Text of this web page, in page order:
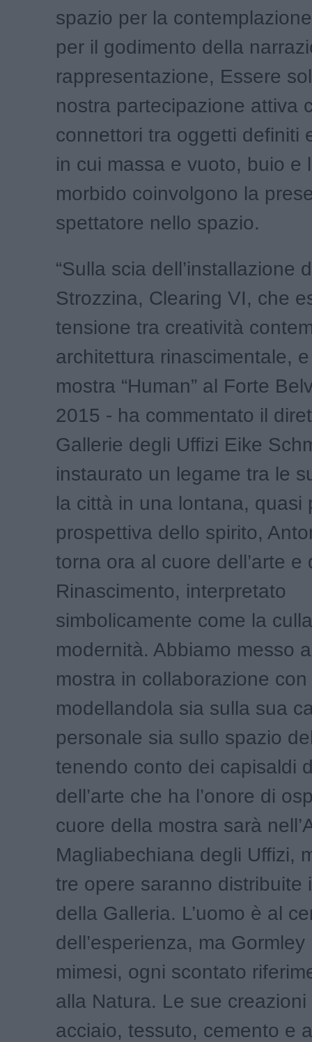
spazio per la
per il godimento della
rappresentazione, Essere
nostra partecipazione attiva
connettori tra oggetti definiti
in cui massa e vuoto, buio e
morbido coinvolgono la
spettatore nello spazio.
“Sulla scia dell’installazione
Strozzina, Clearing VI, che
tensione tra creatività
architettura rinascimentale,
mostra “Human” al Forte
2015 - ha commentato il
Gallerie degli Uffizi Eike
instaurato un legame tra le
la città in una lontana, quasi
prospettiva dello spirito,
torna ora al cuore dell’arte e
Rinascimento, interpretato
simbolicamente come la
modernità. Abbiamo messo
mostra in collaborazione con
modellandola sia sulla sua
personale sia sullo spazio
tenendo conto dei capisaldi
dell’arte che ha l’onore di
cuore della mostra sarà
Magliabechiana degli Uffizi,
tre opere saranno distribuite
della Galleria. L’uomo è al
dell’esperienza, ma
mimesi, ogni scontato
alla Natura. Le sue
acciaio, tessuto, cemento e